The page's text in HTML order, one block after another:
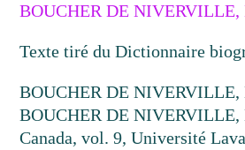
BOUCHER DE
Texte tiré du Dictionnaire
BOUCHER DE
BOUCHER DE NIVERVILLE,
Canada, vol. 9, Université